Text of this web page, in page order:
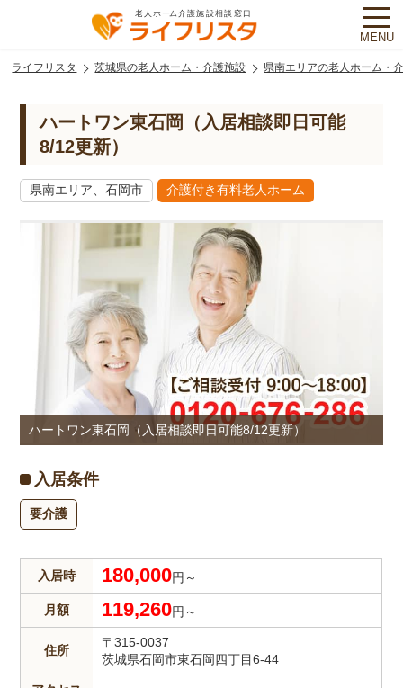
MENU
ライフリスタ 茨城県の老人ホーム・介護施設 県南エリアの老人ホーム・
ハートワン東石岡（入居相談即日可能
8/12更新）
県南エリア、石岡市 介護付き有料老人ホーム
ハートワン東石岡（入居相談即日可能8/12更新）
入居条件
要介護
入居時 180,000円～
月額 119,260円～
住所
〒315-0037
茨城県石岡市東石岡四丁目6-44